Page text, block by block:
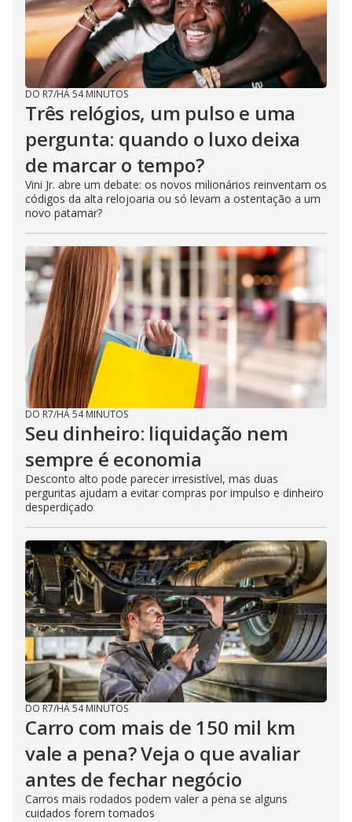
DO R7/HÁ 54 MINUTOS
Três relógios, um pulso e uma
pergunta: quando o luxo deixa
de marcar o tempo?
Vini Jr. abre um debate: os novos milionários reinventam os
códigos da alta relojoaria ou só levam a ostentação a um
novo patamar?
DO R7/HÁ 54 MINUTOS
Seu dinheiro: liquidação nem
sempre é economia
Desconto alto pode parecer irresistível, mas duas
perguntas ajudam a evitar compras por impulso e dinheiro
desperdiçado
DO R7/HÁ 54 MINUTOS
Carro com mais de 150 mil km
vale a pena? Veja o que avaliar
antes de fechar negócio
Carros mais rodados podem valer a pena se alguns
cuidados forem tomados